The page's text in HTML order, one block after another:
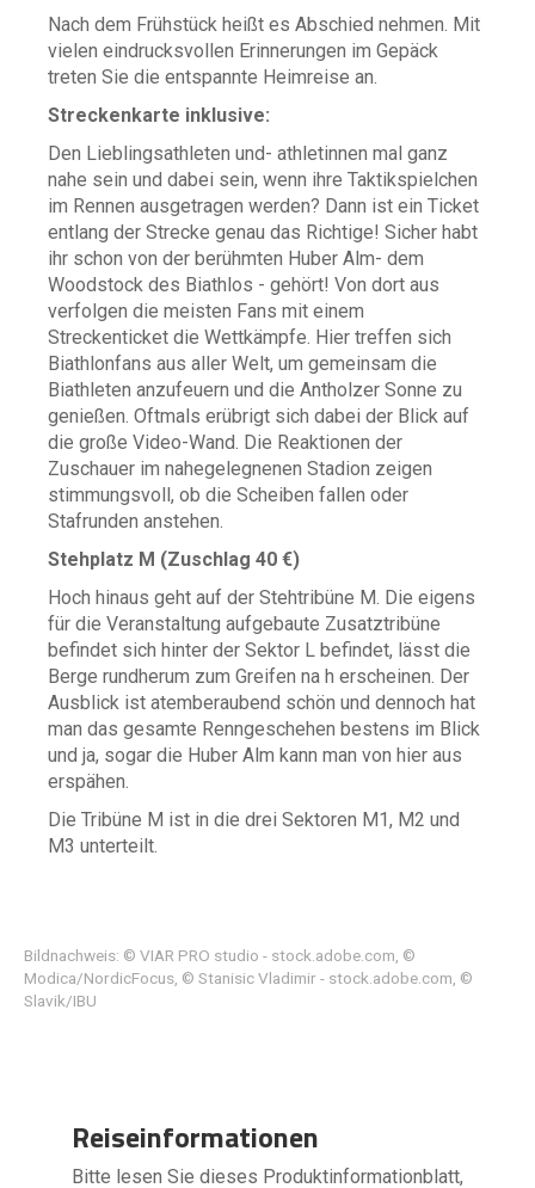
Nach dem Frühstück heißt es Abschied nehmen. Mit
vielen eindrucksvollen Erinnerungen im Gepäck
treten Sie die entspannte Heimreise an.
Streckenkarte inklusive:
Den Lieblingsathleten und- athletinnen mal ganz
nahe sein und dabei sein, wenn ihre Taktikspielchen
im Rennen ausgetragen werden? Dann ist ein Ticket
entlang der Strecke genau das Richtige! Sicher habt
ihr schon von der berühmten Huber Alm- dem
Woodstock des Biathlos - gehört! Von dort aus
verfolgen die meisten Fans mit einem
Streckenticket die Wettkämpfe. Hier treffen sich
Biathlonfans aus aller Welt, um gemeinsam die
Biathleten anzufeuern und die Antholzer Sonne zu
genießen. Oftmals erübrigt sich dabei der Blick auf
die große Video-Wand. Die Reaktionen der
Zuschauer im nahegelegnenen Stadion zeigen
stimmungsvoll, ob die Scheiben fallen oder
Stafrunden anstehen.
Stehplatz M (Zuschlag 40 €)
Hoch hinaus geht auf der Stehtribüne M. Die eigens
für die Veranstaltung aufgebaute Zusatztribüne
befindet sich hinter der Sektor L befindet, lässt die
Berge rundherum zum Greifen na h erscheinen. Der
Ausblick ist atemberaubend schön und dennoch hat
man das gesamte Renngeschehen bestens im Blick
und ja, sogar die Huber Alm kann man von hier aus
erspähen.
Die Tribüne M ist in die drei Sektoren M1, M2 und
M3 unterteilt.
Bildnachweis: © VIAR PRO studio - stock.adobe.com, ©
Modica/NordicFocus, © Stanisic Vladimir - stock.adobe.com, ©
Slavik/IBU
Reiseinformationen
Bitte lesen Sie dieses Produktinformationblatt,